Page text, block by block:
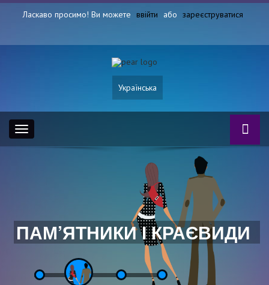
Ласкаво просимо! Ви можете ввійти або зареєструватися
Українська
Toggle
navigation
ПАМ’ЯТНИКИ І КРАЄВИДИ